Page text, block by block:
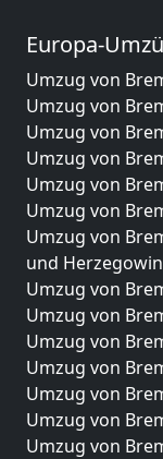
Europa-
Umzug von
Umzug von
Umzug von
Umzug von
Umzug von
Umzug von
Umzug von
und
Umzug von
Umzug von
Umzug von
Umzug von
Umzug von
Umzug von
Umzug von